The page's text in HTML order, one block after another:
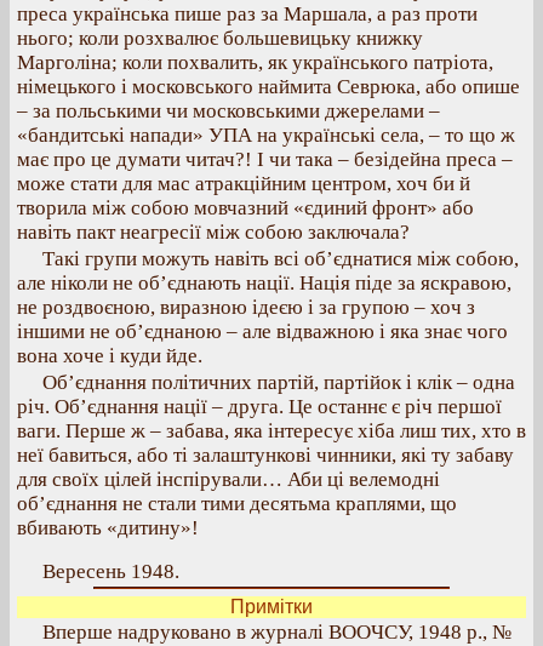
преса українська пише раз за Маршала, а раз проти
нього; коли розхвалює большевицьку книжку
Марголіна; коли похвалить, як українського патріота,
німецького і московського наймита Севрюка, або опише
– за польськими чи московськими джерелами –
«бандитські напади» УПА на українські села, – то що ж
має про це думати читач?! І чи така – безідейна преса –
може стати для мас атракційним центром, хоч би й
творила між собою мовчазний «єдиний фронт» або
навіть пакт неагресії між собою заключала?
Такі групи можуть навіть всі об’єднатися між собою,
але ніколи не об’єднають нації. Нація піде за яскравою,
не роздвоєною, виразною ідеєю і за групою – хоч з
іншими не об’єднаною – але відважною і яка знає чого
вона хоче і куди йде.
Об’єднання політичних партій, партійок і клік – одна
річ. Об’єднання нації – друга. Це останнє є річ першої
ваги. Перше ж – забава, яка інтересує хіба лиш тих, хто в
неї бавиться, або ті залаштункові чинники, які ту забаву
для своїх цілей інспірували… Аби ці велемодні
об’єднання не стали тими десятьма краплями, що
вбивають «дитину»!
Вересень 1948.
Примітки
Вперше надруковано в журналі ВООЧСУ, 1948 р., №